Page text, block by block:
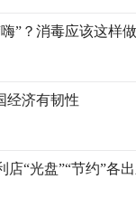
”？消毒应该这样做
经济有韧性
“光盘”“节约”各